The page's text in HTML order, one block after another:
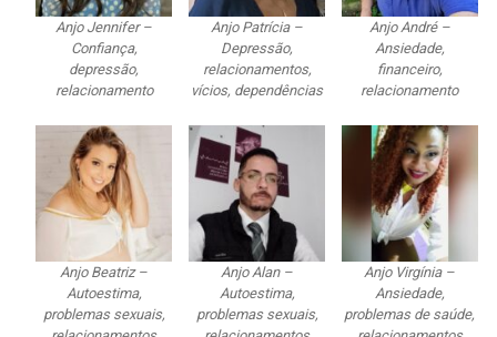
Anjo Jennifer –
Confiança,
depressão,
relacionamento
Anjo Patrícia –
Depressão,
relacionamentos,
vícios, dependências
Anjo André –
Ansiedade,
financeiro,
relacionamento
Anjo Beatriz –
Autoestima,
problemas sexuais,
Anjo Alan –
Autoestima,
problemas sexuais,
Anjo Virgínia –
Ansiedade,
problemas de saúde,